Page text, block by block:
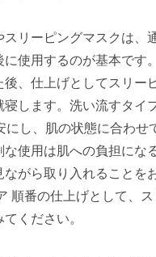
スリーピングマスクは、
に使用するのが基本です
、仕上げとしてスリー
寝します。洗い流すタイ
にし、肌の状態に合わせ
な使用は肌への負担にな
ながら取り入れることを
順番の仕上げとして、
ください。